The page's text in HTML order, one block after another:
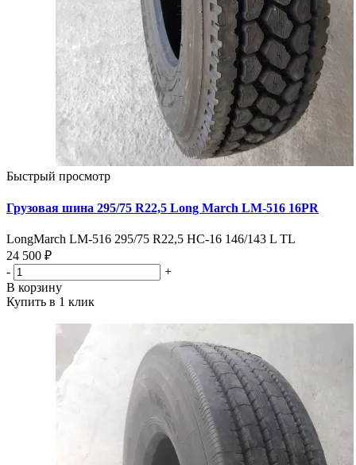
Быстрый просмотр
Грузовая шина 295/75 R22,5 Long March LM-516 16PR
LongMarch LM-516 295/75 R22,5 НС-16 146/143 L TL
24 500 ₽
-
+
В корзину
Купить в 1 клик